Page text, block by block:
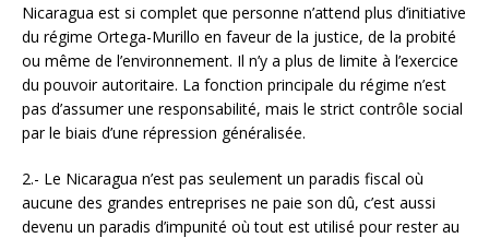
Nicaragua est si complet que personne n’attend plus d’initiative
du régime Ortega-Murillo en faveur de la justice, de la probité
ou même de l’environnement. Il n’y a plus de limite à l’exercice
du pouvoir autoritaire. La fonction principale du régime n’est
pas d’assumer une responsabilité, mais le strict contrôle social
par le biais d’une répression généralisée.
2.- Le Nicaragua n’est pas seulement un paradis fiscal où
aucune des grandes entreprises ne paie son dû, c’est aussi
devenu un paradis d’impunité où tout est utilisé pour rester au